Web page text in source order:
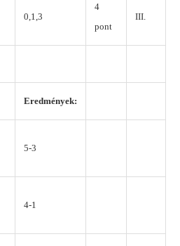
0,1,3
4
pont
III.
Eredmények:
5-3
4-1